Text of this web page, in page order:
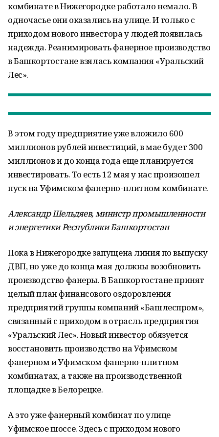
комбинате в Нижегородке работало немало. В
одночасье они оказались на улице. И только с
приходом нового инвестора у людей появилась
надежда. Реанимировать фанерное производство
в Башкортостане взялась компания «Уральский
Лес».
В этом году предприятие уже вложило 600
миллионов рублей инвестиций, в мае будет 300
миллионов и до конца года еще планируется
инвестировать. То есть 12 мая у нас произошел
пуск на Уфимском фанерно-плитном комбинате.
Александр Шельдяев, министр промышленности
и энергетики Республики Башкортостан
Пока в Нижегородке запущена линия по выпуску
ДВП, но уже до конца мая должны возобновить
производство фанеры. В Башкортостане принят
целый план финансового оздоровления
предприятий группы компаний «Башлеспром»,
связанный с приходом в отрасль предприятия
«Уральский Лес». Новый инвестор обязуется
восстановить производство на Уфимском
фанерном и Уфимском фанерно-плитном
комбинатах, а также на производственной
площадке в Белорецке.
А это уже фанерный комбинат по улице
Уфимское шоссе. Здесь с приходом нового